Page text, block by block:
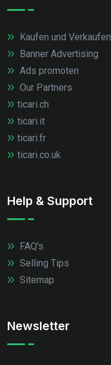
Kaufen und Verkaufen
Banner Advertising
Ads promoten
Our Partners
ticari.ch
ticari.it
ticari.fr
ticari.co.uk
Help & Support
FAQ's
Selling Tips
Sitemap
Newsletter